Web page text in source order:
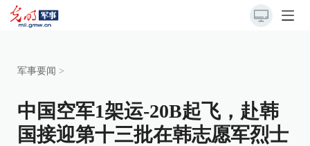
军事要闻 >
中国空军1架运-20B起飞，赴韩
国接迎第十三批在韩志愿军烈士